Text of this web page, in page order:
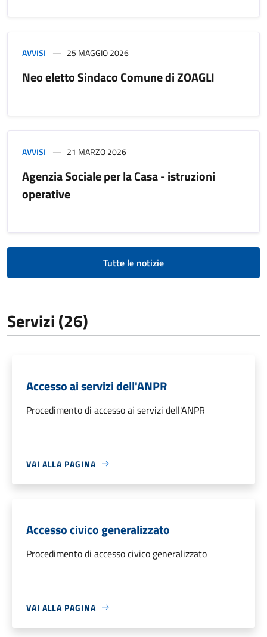
AVVISI 25 MAGGIO 2026
Neo eletto Sindaco Comune di ZOAGLI
AVVISI 21 MARZO 2026
Agenzia Sociale per la Casa - istruzioni
operative
Tutte le notizie
Servizi (26)
Accesso ai servizi dell'ANPR
Procedimento di accesso ai servizi dell'ANPR
VAI ALLA PAGINA
Accesso civico generalizzato
Procedimento di accesso civico generalizzato
VAI ALLA PAGINA